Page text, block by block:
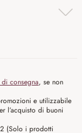
di consegna, se non
e utilizzabile
l’acquisto di buoni
(Solo i prodotti